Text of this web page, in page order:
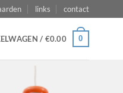
links contact
/ €0.00 0